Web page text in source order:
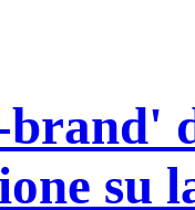
su